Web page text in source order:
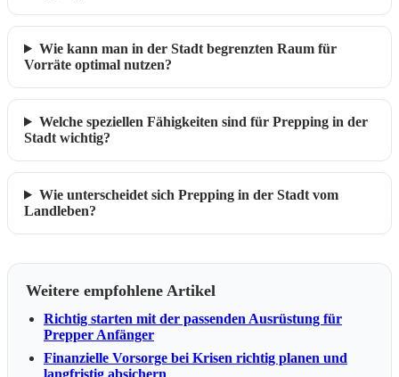
Wie kann man in der Stadt begrenzten Raum für
Vorräte optimal nutzen?
Welche speziellen Fähigkeiten sind für Prepping in der
Stadt wichtig?
Wie unterscheidet sich Prepping in der Stadt vom
Landleben?
Weitere empfohlene Artikel
Richtig starten mit der passenden Ausrüstung für
Prepper Anfänger
Finanzielle Vorsorge bei Krisen richtig planen und
langfristig absichern